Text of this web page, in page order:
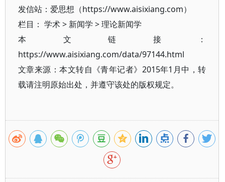
发信站：爱思想（https://www.aisixiang.com）
栏目： 学术> 新闻学 >理论新闻学
本文链接：
https://www.aisixiang.com/data/97144.html
文章来源：本文转自《青年记者》2015年1月中，转
载请注明原始出处，并遵守该处的版权规定。